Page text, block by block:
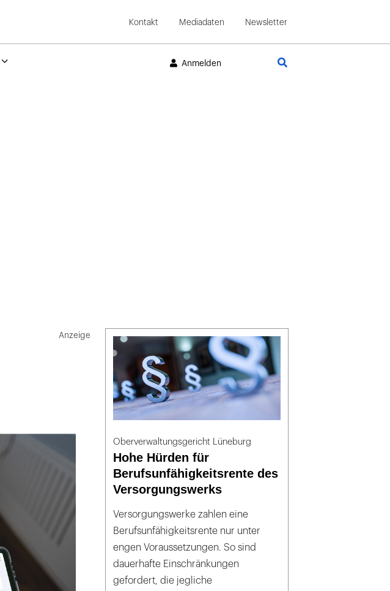
Kontakt Mediadaten Newsletter
Anmelden
Oberverwaltungsgericht Lüneburg
Hohe Hürden für
Berufsunfähigkeitsrente des
Versorgungswerks
Versorgungswerke zahlen eine
Berufsunfähigkeitsrente nur unter
engen Voraussetzungen. So sind
dauerhafte Einschränkungen
gefordert, die jegliche